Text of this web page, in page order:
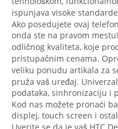
ispunjava visoke
Ako posedujete ovaj
onda ste na pravom
odličnog kvaliteta, koje
pristupačnim cenama.
veliku ponudu artikala za
pruža vaš uređaj.
podataka, sinhronizaciju i
Kod nas možete pronaći
displej, touch screen i